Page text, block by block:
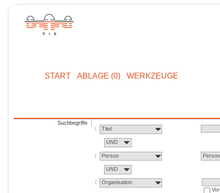
START ABLAGE (0) WERKZEUGE
Suchbegriffe
Titel
UND
Person Person
UND
Organisation